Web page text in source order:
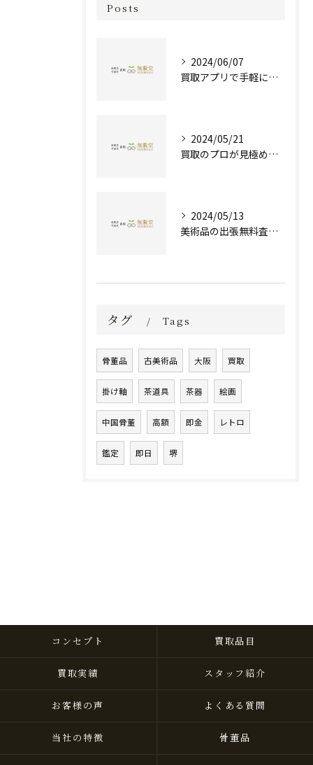
Posts
2024/06/07
買取アプリで手軽に現金化！あなたの不要品が宝物に変わる方法とは？
2024/05/21
買取のプロが見極める！骨董品の価値と査定とは？
2024/05/13
美術品の出張無料査定 | 一万点以上の実績で信頼の骨董品買取専門店
タグ Tags
骨董品 古美術品 大阪 買取
掛け軸 茶道具 茶器 絵画
中国骨董 高額 即金 レトロ
鑑定 即日 堺
コンセプト 買取品目
買取実績 スタッフ紹介
お客様の声 よくある質問
当社の特徴 骨董品